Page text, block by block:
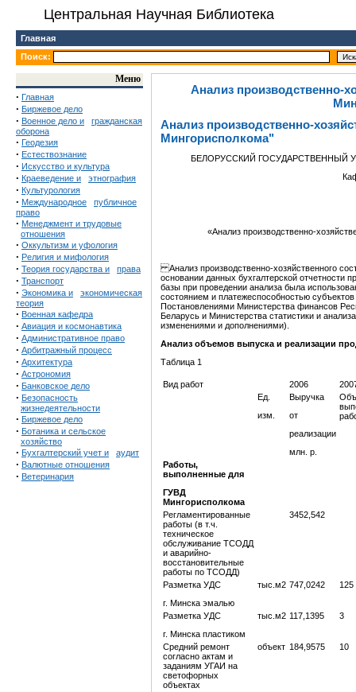
Центральная Научная Библиотека
Главная
Поиск:
Меню
· Главная
· Биржевое дело
· Военное дело и
гражданская
оборона
· Геодезия
· Естествознание
· Искусство и культура
· Краеведение и этнография
· Культурология
· Международное
публичное
право
· Менеджмент и трудовые
отношения
· Оккультизм и уфология
· Религия и мифология
· Теория государства и права
· Транспорт
· Экономика и
экономическая
теория
· Военная кафедра
· Авиация и космонавтика
· Административное право
· Арбитражный процесс
· Архитектура
· Астрономия
· Банковское дело
· Безопасность
жизнедеятельности
· Биржевое дело
· Ботаника и сельское
хозяйство
· Бухгалтерский учет и аудит
· Валютные отношения
· Ветеринария
Анализ производственно-
Анализ производственно-
Мингорисполкома"
БЕЛОРУССКИЙ ГОСУДАРСТВЕННЫЙ
«Анализ производственно-
Анализ производственно-хозяйственного
основании данных бухгалтерской отчетности
базы при проведении анализа была
состоянием и платежеспособностью
Постановлениями Министерства финансов
Беларусь и Министерства статистики и
изменениями и дополнениями).
Анализ объемов выпуска и реализации
Таблица 1
Вид работ 2006
Ед.
изм.
Выручка
от
реализации
млн. р.
Работы,
выполненные для
ГУВД
Мингорисполкома
Регламентированные
работы (в т.ч.
техническое
обслуживание ТСОДД
и аварийно-
восстановительные
работы по ТСОДД)
3452,542
Разметка УДС
г. Минска эмалью
тыс.м2 747,0242 125
Разметка УДС
г. Минска пластиком
тыс.м2 117,1395 3
Средний ремонт
согласно актам и
заданиям УГАИ на
светофорных
объектах
объект 184,9575 10